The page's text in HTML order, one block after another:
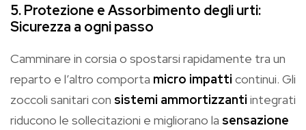
5. Protezione e Assorbimento degli urti:
Sicurezza a ogni passo
Camminare in corsia o spostarsi rapidamente tra un
reparto e l’altro comporta micro impatti continui. Gli
zoccoli sanitari con sistemi ammortizzanti integrati
riducono le sollecitazioni e migliorano la sensazione